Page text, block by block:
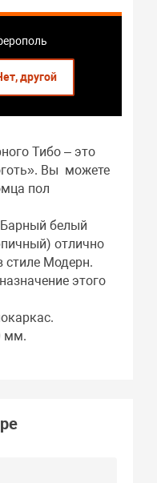
другой
как мы
нет следов
а
кухонный
Тибо – это
Вы можете
пол
белый
отлично
стиле Модерн.
этого
мм.